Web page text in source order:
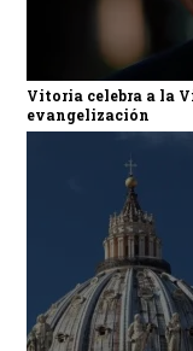
Vitoria celebra a la
evangelización